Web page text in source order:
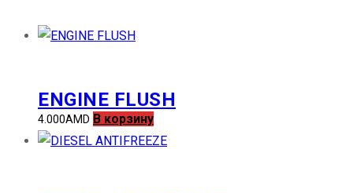
ENGINE FLUSH
4.000AMD В корзину